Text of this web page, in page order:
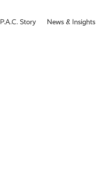
P.A.C. Story News & Insights